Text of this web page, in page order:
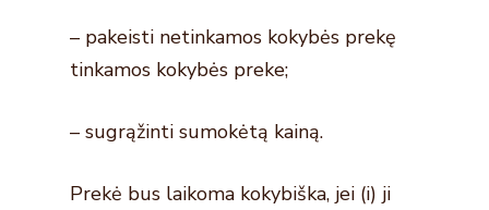
– pakeisti netinkamos kokybės prekę
tinkamos kokybės preke;
– sugrąžinti sumokėtą kainą.
Prekė bus laikoma kokybiška, jei (i) ji